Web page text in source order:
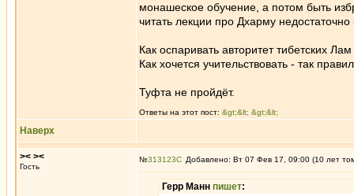
монашеское обучение, а потом быть
читать лекции про Дхарму
Как оспаривать авторитет тибетских
Как хочется учительствовать - так
Туфта не пройдёт.
Ответы на этот пост: &gt;&lt; &gt;&lt;
Наверх
>< ><
Гость
№313123 Добавлено: Вт 07 Фев 17, 09:00 (10 лет
Герр Манн пишет: